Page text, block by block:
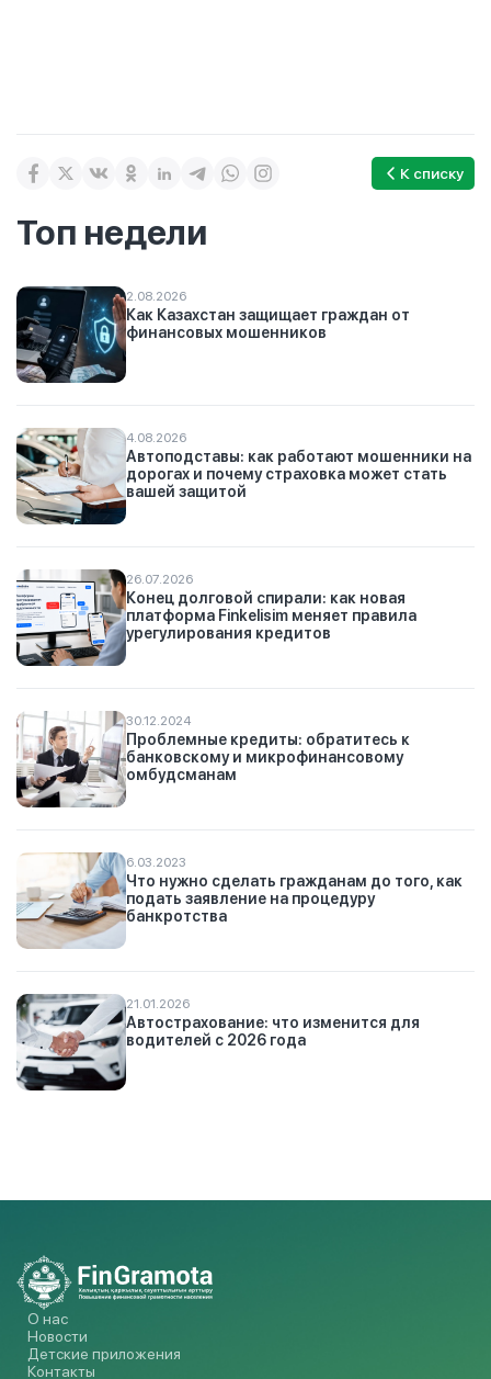
К списку
Топ недели
2.08.2026
Как Казахстан защищает граждан от
финансовых мошенников
4.08.2026
Автоподставы: как работают мошенники на
дорогах и почему страховка может стать
вашей защитой
26.07.2026
Конец долговой спирали: как новая
платформа Finkelisim меняет правила
урегулирования кредитов
30.12.2024
Проблемные кредиты: обратитесь к
банковскому и микрофинансовому
омбудсманам
6.03.2023
Что нужно сделать гражданам до того, как
подать заявление на процедуру
банкротства
21.01.2026
Автострахование: что изменится для
водителей с 2026 года
О нас
Новости
Детские приложения
Контакты